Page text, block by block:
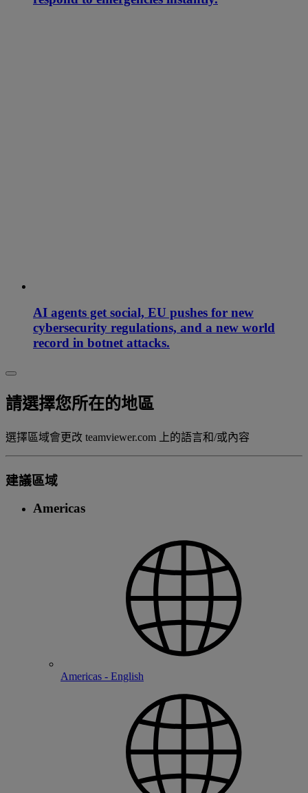
AI agents get social, EU pushes for new
cybersecurity regulations, and a new world
record in botnet attacks.
請選擇您所在的地區
選擇區域會更改 teamviewer.com 上的語言和/或內容
建議區域
Americas
Americas - English